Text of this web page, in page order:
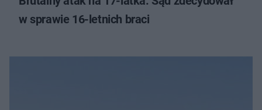
w sprawie 16-letnich braci